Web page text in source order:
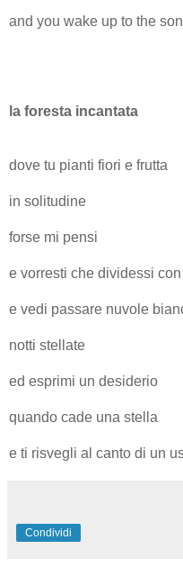
and you wake up to the
la foresta incantata
dove tu pianti fiori e frutta
in solitudine
forse mi pensi
e vorresti che dividessi
e vedi passare nuvole
notti stellate
ed esprimi un desiderio
quando cade una stella
e ti risvegli al canto di un
Condividi